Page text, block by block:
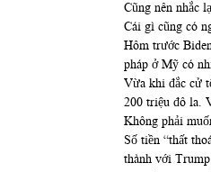
Cũng nên nhắc
Cái gì cũng có
Hôm trước
pháp ở Mỹ có
Vừa khi đắc cử
200 triệu đô la.
Không phải
Số tiền “thất
thành với Trump